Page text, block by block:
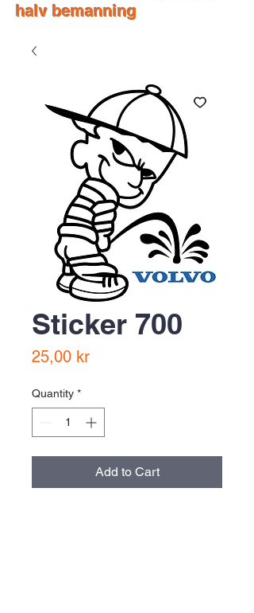
halv bemanning
Sticker 700
25,00 krPrice
Quantity *
Add to Cart